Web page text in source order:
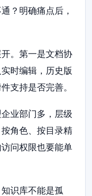
？明确痛点后，
。第一是文档协
时编辑，历史版
支持是否完善。
业部门多，层级
角色、按目录精
问权限也要能单
识库不能是孤